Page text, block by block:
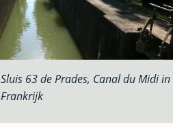
Sluis 63 de Prades, Canal du Midi in
Frankrijk